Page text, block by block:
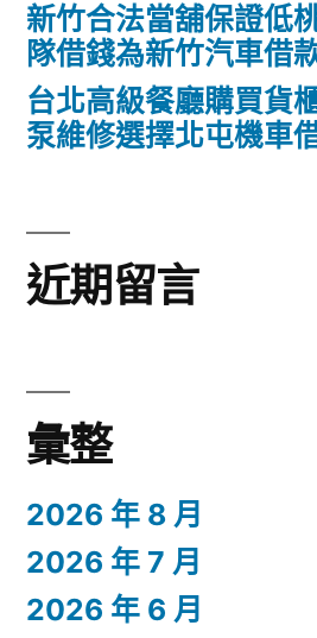
新竹合法當舖保證低
隊借錢為新竹汽車借
台北高級餐廳購買貨
泵維修選擇北屯機車
近期留言
彙整
2026 年 8 月
2026 年 7 月
2026 年 6 月